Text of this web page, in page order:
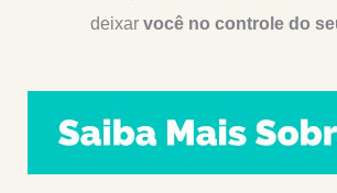
deixar você no controle do